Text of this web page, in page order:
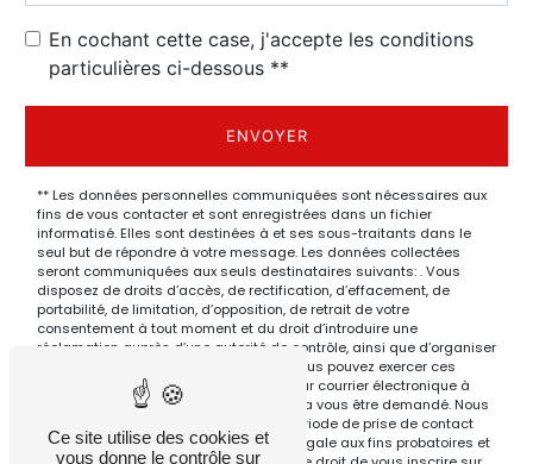
En cochant cette case, j'accepte les conditions
particulières ci-dessous **
ENVOYER
** Les données personnelles communiquées sont nécessaires aux
fins de vous contacter et sont enregistrées dans un fichier
informatisé. Elles sont destinées à et ses sous-traitants dans le
seul but de répondre à votre message. Les données collectées
seront communiquées aux seuls destinataires suivants: . Vous
disposez de droits d’accès, de rectification, d’effacement, de
portabilité, de limitation, d’opposition, de retrait de votre
consentement à tout moment et du droit d’introduire une
réclamation auprès d’une autorité de contrôle, ainsi que d’organiser
le sort de vos données post-mortem. Vous pouvez exercer ces
droits par voie postale à l'adresse ou par courrier électronique à
l'adresse . Un justificatif d'identité pourra vous être demandé. Nous
conservons vos données pendant la période de prise de contact
puis pendant la durée de prescription légale aux fins probatoires et
Ce site utilise des cookies et
vous donne le contrôle sur